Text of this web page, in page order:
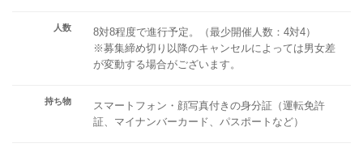
人数
8対8程度で進行予定。（最少開催人数：4対4）
※募集締め切り以降のキャンセルによっては男女差
が変動する場合がございます。
持ち物
スマートフォン・顔写真付きの身分証（運転免許
証、マイナンバーカード、パスポートなど）